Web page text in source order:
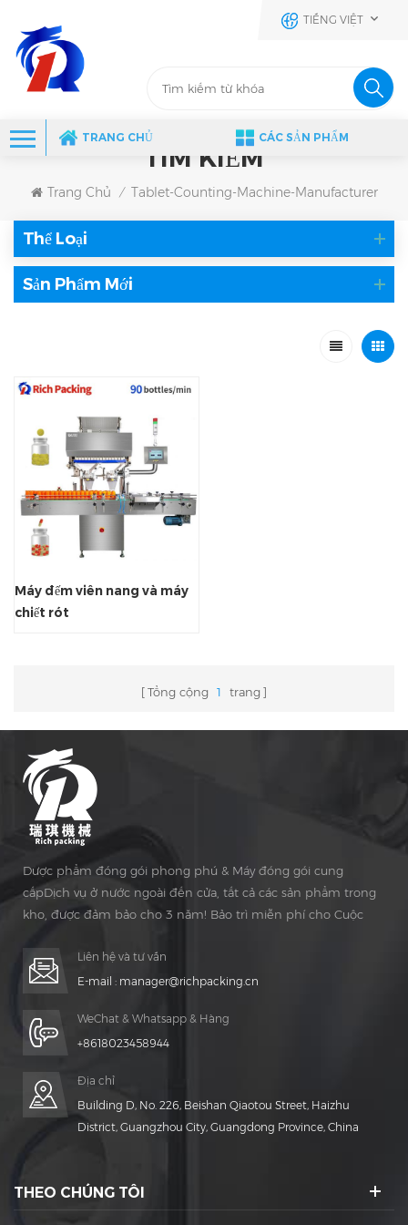
TIẾNG VIỆT
TRANG CHỦ CÁC SẢN PHẨM
TÌM KIẾM
Trang Chủ / Tablet-Counting-Machine-Manufacturer
Thể Loại
Sản Phẩm Mới
Máy đếm viên nang và máy
chiết rót
Tổng cộng 1 trang
Dược phẩm đóng gói phong phú & Máy đóng gói cung
cấpDịch vụ ở nước ngoài đến cửa, tất cả các sản phẩm trong
kho, được đảm bảo cho 3 năm! Bảo trì miễn phí cho Cuộc
Liên hệ và tư vấn
E-mail : manager@richpacking.cn
WeChat & Whatsapp & Hàng
+8618023458944
Địa chỉ
Building D, No. 226, Beishan Qiaotou Street, Haizhu
District, Guangzhou City, Guangdong Province, China
THEO CHÚNG TÔI